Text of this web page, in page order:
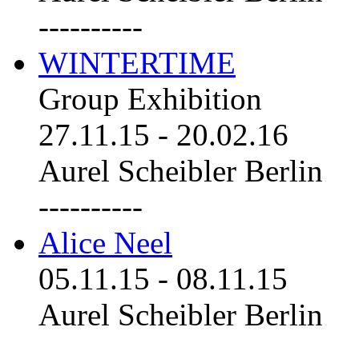
----------
WINTERTIME
Group Exhibition
27.11.15 - 20.02.16
Aurel Scheibler Berlin
----------
Alice Neel
05.11.15 - 08.11.15
Aurel Scheibler Berlin